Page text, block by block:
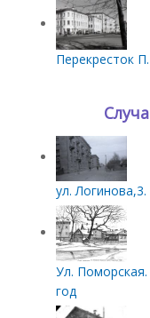
Перекресток
ул.
Ул.
год